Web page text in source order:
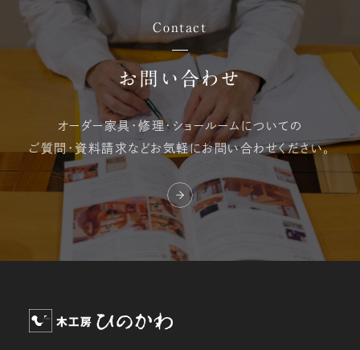
Contact
お問い合わせ
オーダー家具・修理・ ショールームについての
ご質問・資料請求などお気軽にお問い合わせください。